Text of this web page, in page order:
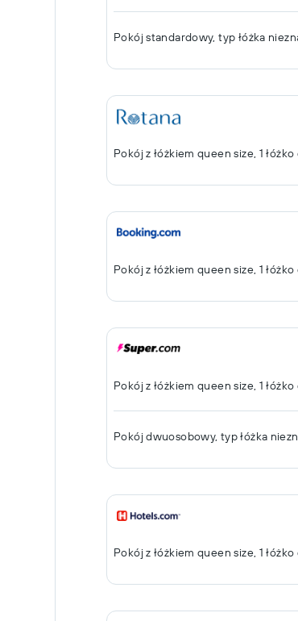
Pokój standardowy, typ łóżka
Pokój z łóżkiem queen size, 1
Pokój z łóżkiem queen size, 1
Pokój z łóżkiem queen size, 1
Pokój dwuosobowy, typ łóżka
Pokój z łóżkiem queen size, 1